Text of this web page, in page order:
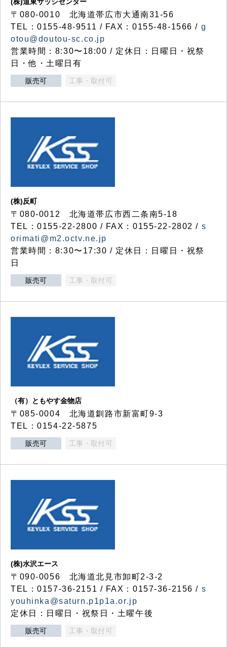
〒080-0010 北海道帯広市大通南31-56
TEL：0155-48-9511 / FAX：0155-48-1566 / g
otou@doutou-sc.co.jp
営業時間：8:30〜18:00 / 定休日：日曜日・祝祭
日・他・土曜日有
販売可 工事・取付可
(株)反町
〒080-0012 北海道帯広市西二条南5-18
TEL：0155-22-2800 / FAX：0155-22-2802 / s
orimati@m2.octv.ne.jp
営業時間：8:30〜17:30 / 定休日：日曜日・祝祭
日
販売可 工事・取付可
（有）ともやす金物店
〒085-0004 北海道釧路市新富町9-3
TEL：0154-22-5875
販売可 工事・取付可
(株)水沢エース
〒090-0056 北海道北見市卸町2-3-2
TEL：0157-36-2151 / FAX：0157-36-2156 / s
youhinka@saturn.p1p1a.or.jp
定休日：日曜日・祝祭日・土曜午後
販売可 工事・取付可